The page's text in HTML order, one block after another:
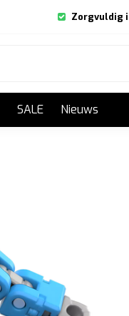
Zorgvuldig
SALE Nieuws